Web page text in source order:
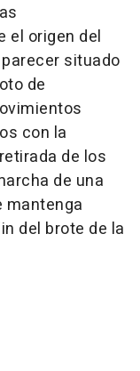
el origen del
situado
de
con la
de los
de una
mantenga
del brote de la